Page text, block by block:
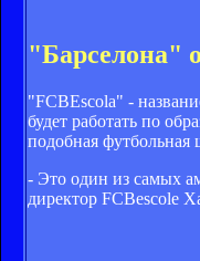
"Барселона"
"FCBEscola" -
будет работать по
подобная футбольная
- Это один из самых
директор FCBescole